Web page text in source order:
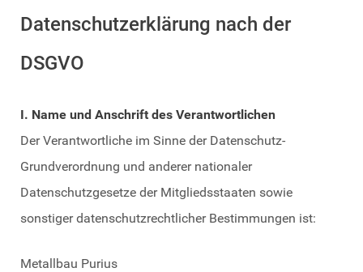
Datenschutzerklärung nach der
DSGVO
I. Name und Anschrift des Verantwortlichen
Der Verantwortliche im Sinne der Datenschutz-
Grundverordnung und anderer nationaler
Datenschutzgesetze der Mitgliedsstaaten sowie
sonstiger datenschutzrechtlicher Bestimmungen ist:
Metallbau Purius